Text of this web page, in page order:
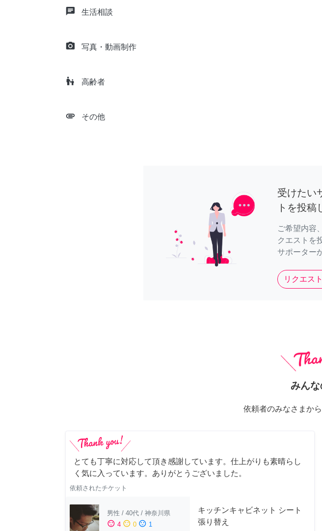
chat 生活相談
camera_alt 写真・動画制作
escalator_warning 高齢者
attachment その他
受けたい
トを投稿
ご希望内容
クエストを
サポーター
リクエス
みん
依頼者のみなさまか
とても丁寧に対応して頂き感謝しています。仕上がりも素晴らし
く気に入っています。ありがとうございました。
依頼されたチケット
男性 / 40代 / 神奈川県
sentiment_satisfied 4 sentiment_neutral 0 sentiment_dissatisfied 1
キッチンキャビネット シート
張り替え